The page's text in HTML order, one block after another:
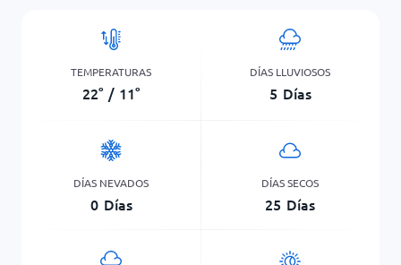
TEMPERATURAS
22° / 11°
DÍAS LLUVIOSOS
5 Días
DÍAS NEVADOS
0 Días
DÍAS SECOS
25 Días